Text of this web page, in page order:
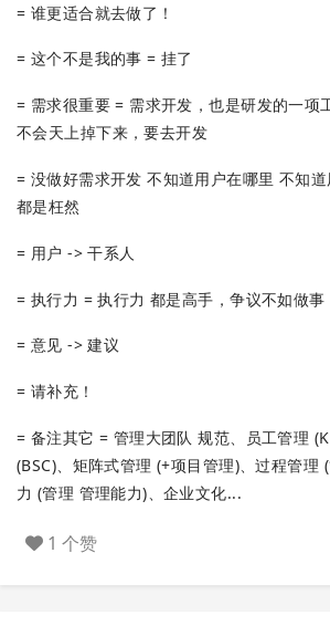
= 谁更适合就去做了！
= 这个不是我的事 = 挂了
= 需求很重要 = 需求开发，也是研发的一项
不会天上掉下来，要去开发
= 没做好需求开发 不知道用户在哪里 不知
都是枉然
= 用户 -> 干系人
= 执行力 = 执行力 都是高手，争议不如做事
= 意见 -> 建议
= 请补充！
= 备注其它 = 管理大团队 规范、员工管理
(BSC)、矩阵式管理 (+项目管理)、过程管理
力 (管理 管理能力)、企业文化...
1 个赞